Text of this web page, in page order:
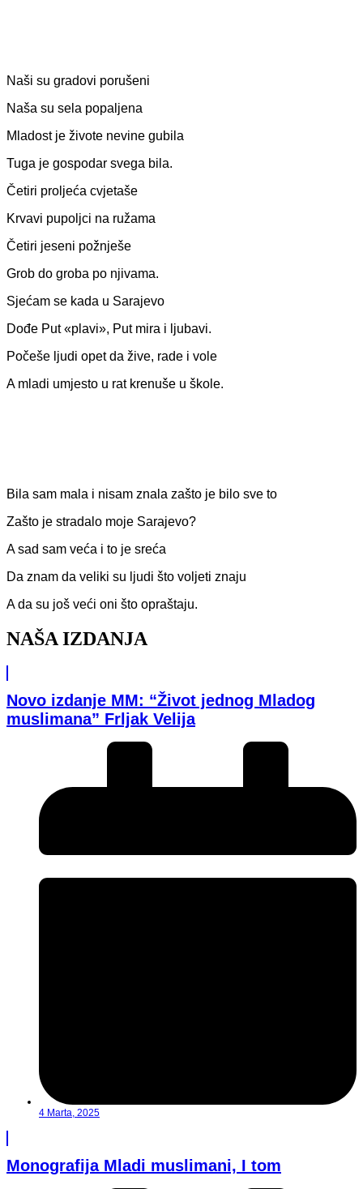
Naši su gradovi porušeni
Naša su sela popaljena
Mladost je živote nevine gubila
Tuga je gospodar svega bila.
Četiri proljeća cvjetaše
Krvavi pupoljci na ružama
Četiri jeseni požnješe
Grob do groba po njivama.
Sjećam se kada u Sarajevo
Dođe Put «plavi», Put mira i ljubavi.
Počeše ljudi opet da žive, rade i vole
A mladi umjesto u rat krenuše u škole.
Bila sam mala i nisam znala zašto je bilo sve to
Zašto je stradalo moje Sarajevo?
A sad sam veća i to je sreća
Da znam da veliki su ljudi što voljeti znaju
A da su još veći oni što opraštaju.
NAŠA IZDANJA
Novo izdanje MM: “Život jednog Mladog
muslimana” Frljak Velija
4 Marta, 2025
Monografija Mladi muslimani, I tom